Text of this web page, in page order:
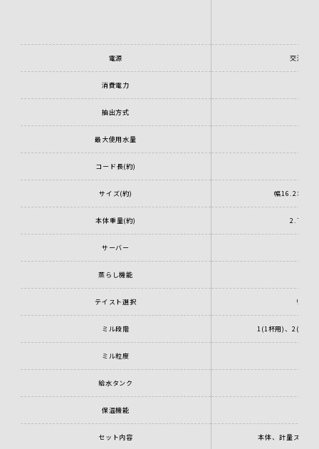
電源 交流
消費電力
抽出方式
最大使用水量
コード長(約)
サイズ(約) 幅16.2×奥
本体重量(約) 2.7kg(
サーバー
蒸らし機能
テイスト選択 リッ
ミル段階 1(1杯用)、2(2杯
ミル粒度
給水タンク
保温機能
セット内容 本体、計量スプー